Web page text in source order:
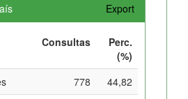
Export
Consultas
Perc.
(%)
778
44,82